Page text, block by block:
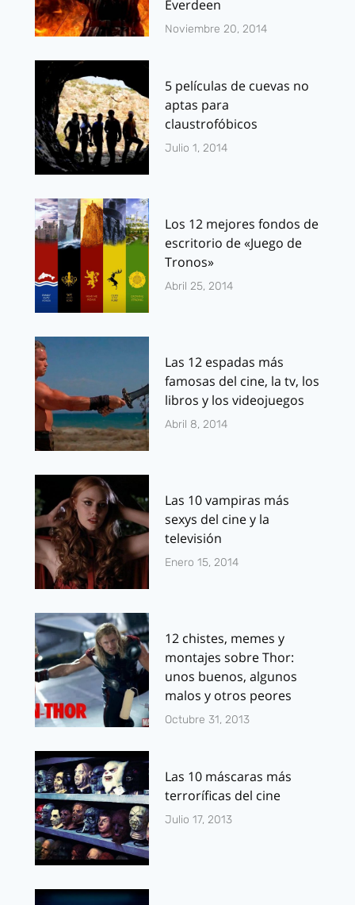
Everdeen
Noviembre 20, 2014
5 películas de cuevas no
aptas para
claustrofóbicos
Julio 1, 2014
Los 12 mejores fondos de
escritorio de «Juego de
Tronos»
Abril 25, 2014
Las 12 espadas más
famosas del cine, la tv, los
libros y los videojuegos
Abril 8, 2014
Las 10 vampiras más
sexys del cine y la
televisión
Enero 15, 2014
12 chistes, memes y
montajes sobre Thor:
unos buenos, algunos
malos y otros peores
Octubre 31, 2013
Las 10 máscaras más
terroríficas del cine
Julio 17, 2013